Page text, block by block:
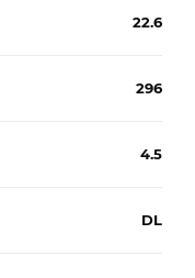
22.6
296
4.5
DL